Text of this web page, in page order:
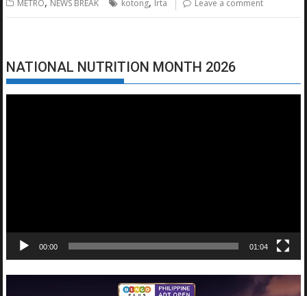
METRO NEWS BREAK kotong lrta Leave a comment
NATIONAL NUTRITION MONTH 2026
00:00 01:04